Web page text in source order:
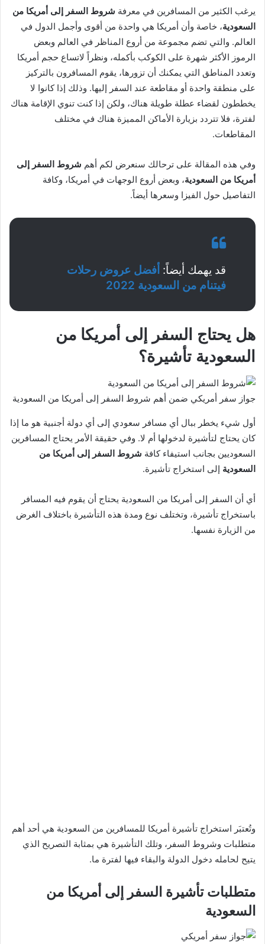
يرغب الكثير من المسافرين في معرفة شروط السفر إلى أمريكا من
السعودية، خاصة وأن أمريكا هي واحدة من أقوى وأجمل الدول في
العالم. والتي تضم مجموعة من أروع المناظر في العالم وبعض
الرموز الأكثر شهرة على الكوكب بأكمله، ونظراً لاتساع حجم أمريكا
وتعدد المناطق التي يمكنك أن تزورها، يقوم المسافرون بالتركيز
على منطقة واحدة أو مقاطعة عند السفر إليها. وذلك إذا كانوا لا
يخططون لقضاء عطلة طويلة هناك، ولكن إذا كنت تنوي الإقامة هناك
لفترة، فلا تتردد بزيارة الأماكن المميزة هناك في مختلف
المقاطعات.
وفي هذه المقالة على ترحالك سنعرض لكم أهم شروط السفر إلى
أمريكا من السعودية، وبعض أروع الوجهات في أمريكا، وكافة
التفاصيل حول الفيزا وسعرها أيضاً.
قد يهمك أيضاً: أفضل عروض رحلات
فيتنام من السعودية 2022
هل يحتاج السفر إلى أمريكا من
السعودية تأشيرة؟
جواز سفر أمريكي ضمن أهم شروط السفر إلى أمريكا من السعودية
أول شيء يخطر ببال أي مسافر سعودي إلى أي دولة أجنبية هو ما إذا
كان يحتاج لتأشيرة لدخولها أم لا. وفي حقيقة الأمر يحتاج المسافرين
السعوديين بجانب استيفاء كافة شروط السفر إلى أمريكا من
السعودية إلى استخراج تأشيرة.
أي أن السفر إلى أمريكا من السعودية يحتاج أن يقوم فيه المسافر
باستخراج تأشيرة، وتختلف نوع ومدة هذه التأشيرة باختلاف الغرض
من الزيارة نفسها.
وتُعتبَر استخراج تأشيرة أمريكا للمسافرين من السعودية هي أحد أهم
متطلبات وشروط السفر، وتلك التأشيرة هي بمثابة التصريح الذي
يتيح لحامله دخول الدولة والبقاء فيها لفترة ما.
متطلبات تأشيرة السفر إلى أمريكا من
السعودية